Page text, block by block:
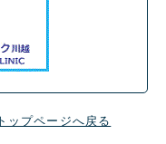
トップページへ戻る